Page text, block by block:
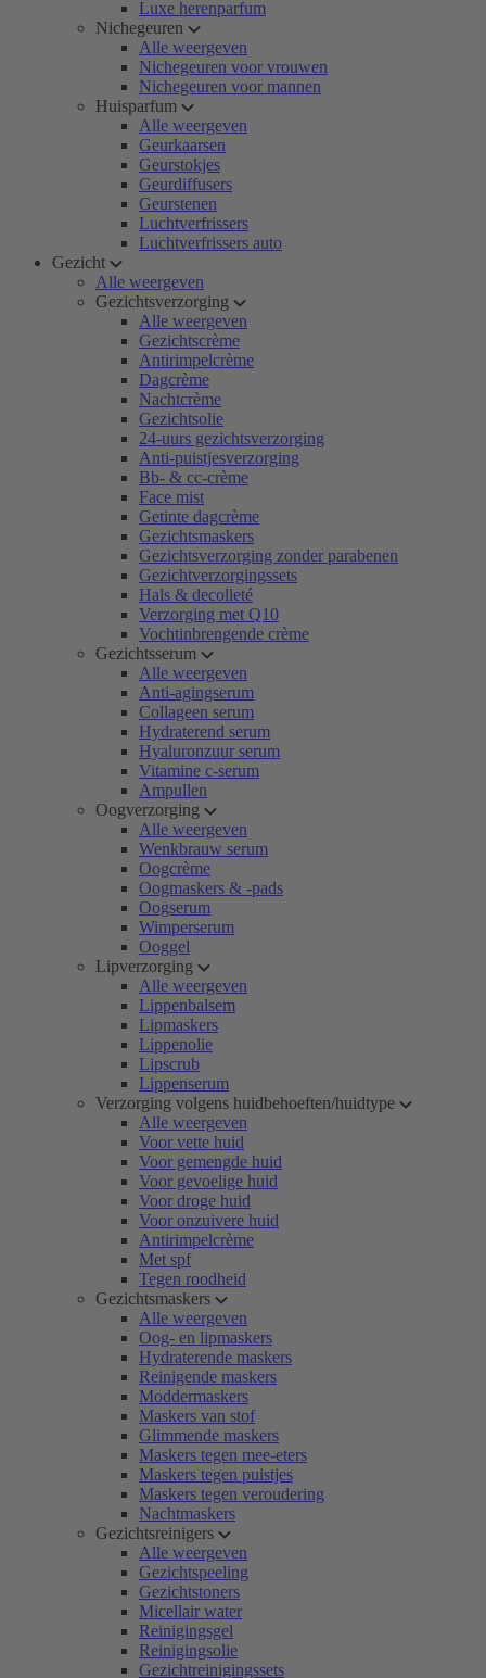
Luxe herenparfum
Nichegeuren
Alle weergeven
Nichegeuren voor vrouwen
Nichegeuren voor mannen
Huisparfum
Alle weergeven
Geurkaarsen
Geurstokjes
Geurdiffusers
Geurstenen
Luchtverfrissers
Luchtverfrissers auto
Gezicht
Alle weergeven
Gezichtsverzorging
Alle weergeven
Gezichtscrème
Antirimpelcrème
Dagcrème
Nachtcrème
Gezichtsolie
24-uurs gezichtsverzorging
Anti-puistjesverzorging
Bb- & cc-crème
Face mist
Getinte dagcrème
Gezichtsmaskers
Gezichtsverzorging zonder parabenen
Gezichtverzorgingssets
Hals & decolleté
Verzorging met Q10
Vochtinbrengende crème
Gezichtsserum
Alle weergeven
Anti-agingserum
Collageen serum
Hydraterend serum
Hyaluronzuur serum
Vitamine c-serum
Ampullen
Oogverzorging
Alle weergeven
Wenkbrauw serum
Oogcrème
Oogmaskers & -pads
Oogserum
Wimperserum
Ooggel
Lipverzorging
Alle weergeven
Lippenbalsem
Lipmaskers
Lippenolie
Lipscrub
Lippenserum
Verzorging volgens huidbehoeften/huidtype
Alle weergeven
Voor vette huid
Voor gemengde huid
Voor gevoelige huid
Voor droge huid
Voor onzuivere huid
Antirimpelcrème
Met spf
Tegen roodheid
Gezichtsmaskers
Alle weergeven
Oog- en lipmaskers
Hydraterende maskers
Reinigende maskers
Moddermaskers
Maskers van stof
Glimmende maskers
Maskers tegen mee-eters
Maskers tegen puistjes
Maskers tegen veroudering
Nachtmaskers
Gezichtsreinigers
Alle weergeven
Gezichtspeeling
Gezichtstoners
Micellair water
Reinigingsgel
Reinigingsolie
Gezichtreinigingssets